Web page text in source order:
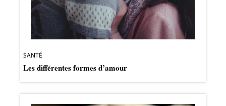
SANTÉ
Les différentes formes d’amour